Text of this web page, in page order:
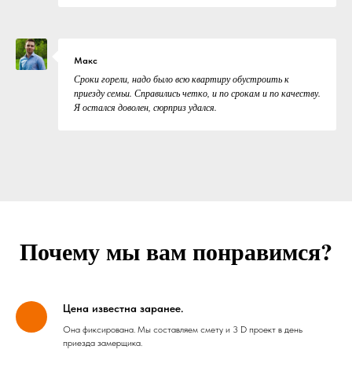
Макс
Сроки горели, надо было всю квартиру обустроить к
приезду семьи. Справились четко, и по срокам и по качеству.
Я остался доволен, сюрприз удался.
Почему мы вам понравимся?
Цена известна заранее.
Она фиксирована. Мы составляем смету и 3 D проект в день
приезда замерщика.